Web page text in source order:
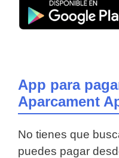
App para
Aparcament
No tienes que
puedes pagar